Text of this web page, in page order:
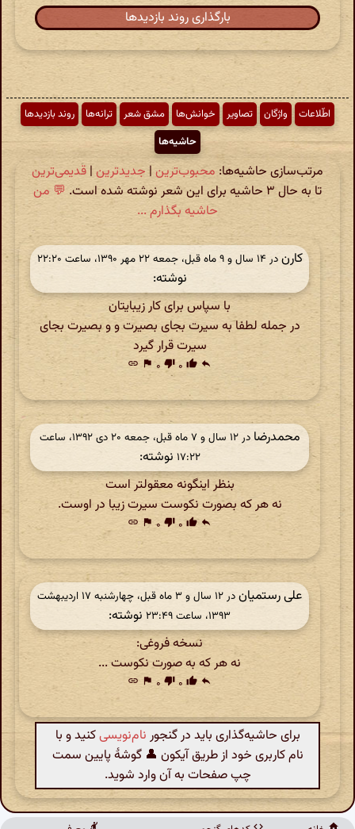
بارگذاری روند بازدیدها
اطّلاعات واژگان تصاویر خوانش‌ها مشق شعر ترانه‌ها
روند بازدیدها
حاشیه‌ها
مرتب‌سازی حاشیه‌ها: محبوب‌ترین |جدیدترین | قدیمی‌ترین
تا به حال ۳ حاشیه برای این شعر نوشته شده است.
💬 من
حاشیه بگذارم ...
کارندر ‫۱۴ سال و ۹ ماه قبل، جمعه ۲۲ مهر ۱۳۹۰، ساعت ۲۲:۲۰
نوشته:
با سپاس برای کار زیبایتان
در جمله لطفا به سیرت بجای بصیرت و و بصیرت بجای
سیرت قرار گیرد
reply
thumb_up ۰ thumb_down ۰ flag
link
محمدرضا
در ‫۱۲ سال و ۷ ماه قبل، جمعه ۲۰ دی ۱۳۹۲، ساعت
۱۷:۲۲ نوشته:
بنظر اینگونه معقولتر است
نه هر که بصورت نکوست سیرت زیبا در اوست.
reply
thumb_up ۰ thumb_down ۰ flag
link
علی رستمیان
در ‫۱۲ سال و ۳ ماه قبل، چهارشنبه ۱۷ اردیبهشت
۱۳۹۳، ساعت ۲۳:۴۹
نوشته:
نسخه فروغی:
نه هر که به صورت نکوست ...
reply
thumb_up ۰ thumb_down ۰ flag
link
برای حاشیه‌گذاری باید در گنجور نام‌نویسیکنید و با
نام کاربری خود از طریق آیکون 👤 گوشهٔ پایین سمت
چپ صفحات به آن وارد شوید.